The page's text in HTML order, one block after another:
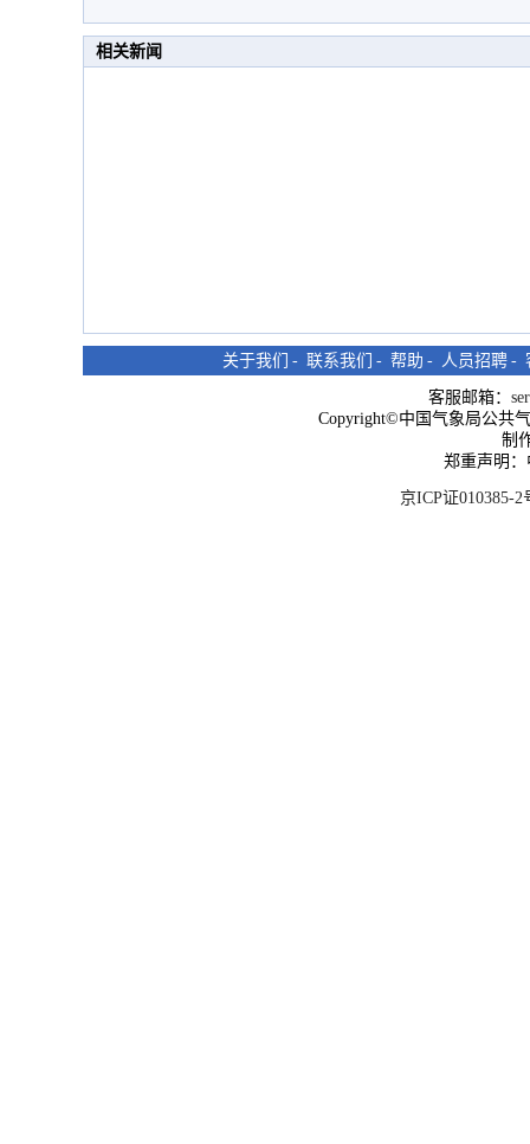
相关新闻
关于我们 - 联系我们 - 帮助 - 人员招聘 -
客服邮箱：
Copyright©中国气象局公共
制
郑重声明
京ICP证010385-2